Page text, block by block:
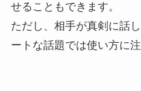
せることもできます。
ただし、相手が真剣に話
ートな話題では使い方に